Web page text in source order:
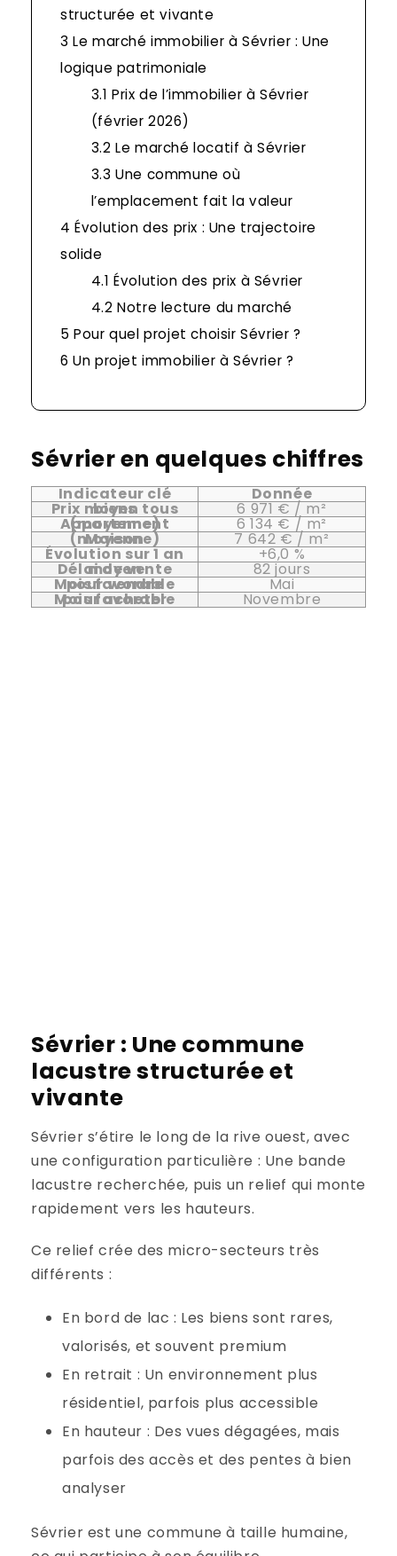
structurée et vivante
3 Le marché immobilier à Sévrier : Une
logique patrimoniale
3.1 Prix de l’immobilier à Sévrier
(février 2026)
3.2 Le marché locatif à Sévrier
3.3 Une commune où
l’emplacement fait la valeur
4 Évolution des prix : Une trajectoire
solide
4.1 Évolution des prix à Sévrier
4.2 Notre lecture du marché
5 Pour quel projet choisir Sévrier ?
6 Un projet immobilier à Sévrier ?
Sévrier en quelques chiffres
Indicateur clé Donnée
Prix moyen tous biens 6 971 € / m²
Appartement (moyenne) 6 134 € / m²
Maison (moyenne) 7 642 € / m²
Évolution sur 1 an +6,0 %
Délai de vente moyen 82 jours
Mois favorable pour vendre Mai
Mois favorable pour acheter Novembre
Sévrier : Une commune
lacustre structurée et
vivante
Sévrier s’étire le long de la rive ouest, avec
une configuration particulière : Une bande
lacustre recherchée, puis un relief qui monte
rapidement vers les hauteurs.
Ce relief crée des micro-secteurs très
différents :
En bord de lac : Les biens sont rares,
valorisés, et souvent premium
En retrait : Un environnement plus
résidentiel, parfois plus accessible
En hauteur : Des vues dégagées, mais
parfois des accès et des pentes à bien
analyser
Sévrier est une commune à taille humaine,